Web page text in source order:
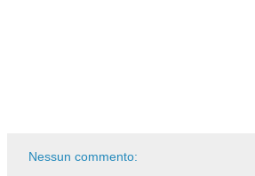
Nessun commento: